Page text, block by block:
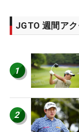
JGTO 週間ア
1
2